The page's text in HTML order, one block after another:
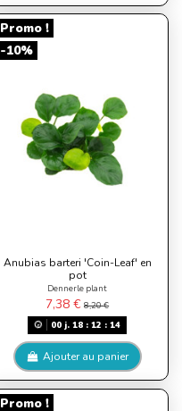
Promo !
-10%
Anubias barteri 'Coin-Leaf' en
pot
Dennerle plant
7,38 €8,20 €
00j. 18: 12 : 13
Ajouter au panier
Promo !